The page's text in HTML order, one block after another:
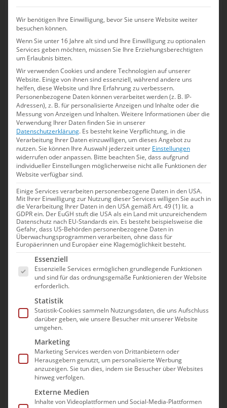
11.05.2026
IDM in Berlin: Auch Taliso Engel feiert mit beim
Brustschwimmer verbessert eigene Bestmarke trotz
schlafloser Nacht deutlich. Doch auch mehrere andere
sind in der SSE schneller als je zuvor.
PARA SCHWIMMEN
10.05.2026
Zwei Weltrekorde von Janis McDavid zum Auftakt
der IDM in Berlin
Lena Cornelissen, Josia Topf und Tom Liam Brimacombe
sorgen am Sonntag für deutsche Rekorde in der SSE.
Und die Jagd nach neuen Bestzeiten geht noch bis
PARA SCHWIMMEN
Wir benötigen Ihre Einwilligung, bevor Sie unsere Website weiter
besuchen können.
Wenn Sie unter 16 Jahre alt sind und Ihre Einwilligung zu optionalen
Services geben möchten, müssen Sie Ihre Erziehungsberechtigten
um Erlaubnis bitten.
Wir verwenden Cookies und andere Technologien auf unserer
Website. Einige von ihnen sind essenziell, während andere uns
helfen, diese Website und Ihre Erfahrung zu verbessern.
Personenbezogene Daten können verarbeitet werden (z. B. IP-
Adressen), z. B. für personalisierte Anzeigen und Inhalte oder die
Messung von Anzeigen und Inhalten.Weitere Informationen über die
Verwendung Ihrer Daten finden Sie in unserer
Datenschutzerklärung. Es besteht keine Verpflichtung, in die
Verarbeitung Ihrer Daten einzuwilligen, um dieses Angebot zu
nutzen.Sie können Ihre Auswahl jederzeit unter Einstellungen
widerrufen oder anpassen. Bitte beachten Sie, dass aufgrund
individueller Einstellungen möglicherweise nicht alle Funktionen der
Website verfügbar sind.
Einige Services verarbeiten personenbezogene Daten in den USA.
Mit Ihrer Einwilligung zur Nutzung dieser Services willigen Sie auch in
die Verarbeitung Ihrer Daten in den USA gemäß Art. 49 (1) lit. a
GDPR ein. Der EuGH stuft die USA als ein Land mit unzureichendem
Datenschutz nach EU-Standards ein. Es besteht beispielsweise die
Gefahr, dass US-Behörden personenbezogene Daten in
Überwachungsprogrammen verarbeiten, ohne dass für
Europäerinnen und Europäer eine Klagemöglichkeit besteht.
Es folgt eine Liste der Service-Gruppen, für die
Essenziell
Essenzielle Services ermöglichen grundlegende Funktionen
und sind für das ordnungsgemäße Funktionieren der Website
erforderlich.
Statistik
Statistik-Cookies sammeln Nutzungsdaten, die uns Aufschluss
darüber geben, wie unsere Besucher mit unserer Website
umgehen.
Marketing
Marketing Services werden von Drittanbietern oder
Herausgebern genutzt, um personalisierte Werbung
anzuzeigen. Sie tun dies, indem sie Besucher über Websites
hinweg verfolgen.
Externe Medien
Inhalte von Videoplattformen und Social-Media-Plattformen